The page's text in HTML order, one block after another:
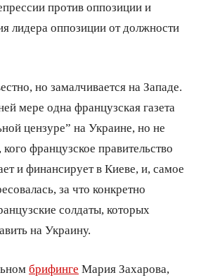
против оппозиции и
лидера оппозиции от должности
но замалчивается на Западе.
мере одна французская газета
цензуре” на Украине, но не
французское правительство
и финансирует в Киеве, и, самое
за что конкретно
солдаты, которых
на Украину.
брифинге Мария Захарова,